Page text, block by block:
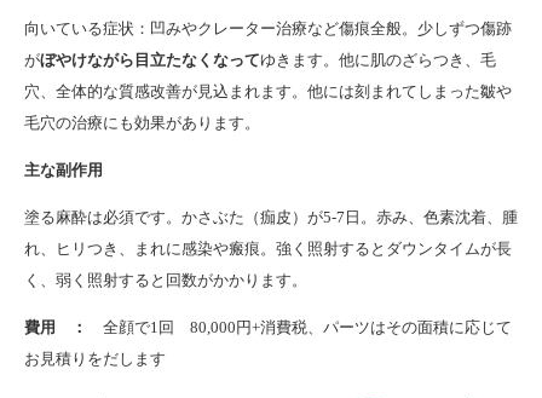
向いている症状：凹みやクレーター治療など傷痕全般。少しずつ傷跡
がぼやけながら目立たなくなってゆきます。他に肌のざらつき、毛
穴、全体的な質感改善が見込まれます。他には刻まれてしまった皺や
毛穴の治療にも効果があります。
主な副作用
塗る麻酔は必須です。かさぶた（痂皮）が5-7 日。赤み、色素沈着、腫
れ、ヒリつき、まれに感染や瘢痕。強く照射するとダウンタイムが長
く、弱く照射すると回数がかかります。
費用 ： 全顔で1回 80,000円+消費税、パーツはその面積に応じて
お見積りをだします